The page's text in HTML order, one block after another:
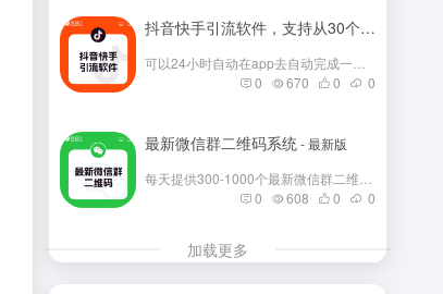
抖音快手引流软件，支持从30个平台引流
0
670 0 0
最新微信群二维码系统- 最新版
0
608 0 0
加载更多